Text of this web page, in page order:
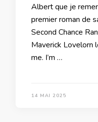
Albert que je
premier roman de
Second Chance
Maverick Lovelorn
me. I’m …
14 MAI 2025